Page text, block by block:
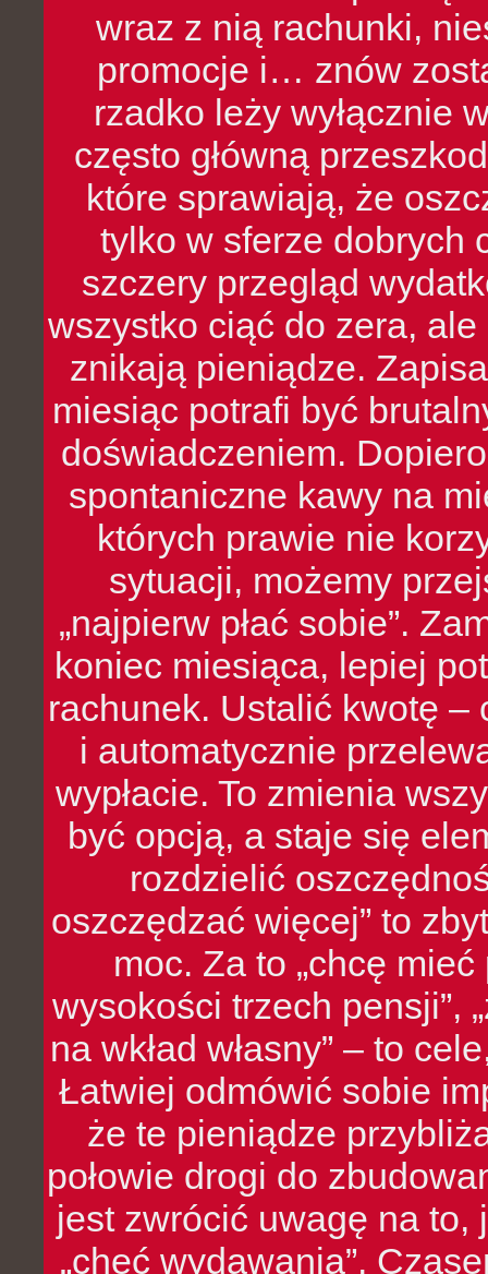
wraz z nią rachunki,
promocje i… znów
rzadko leży wyłącznie
często główną
które sprawiają, że
tylko w sferze dobrych
szczery przegląd
wszystko ciąć do zera,
znikają pieniądze.
miesiąc potrafi być
doświadczeniem.
spontaniczne kawy na
których prawie nie
sytuacji, możemy
„najpierw płać sobie”.
koniec miesiąca, lepiej
rachunek. Ustalić kwotę
i automatycznie
wypłacie. To zmienia
być opcją, a staje się
rozdzielić
oszczędzać więcej” to
moc. Za to „chcę
wysokości trzech pensji”,
na wkład własny” – to
Łatwiej odmówić sobie
że te pieniądze
połowie drogi do
jest zwrócić uwagę na to,
„chęć wydawania”.